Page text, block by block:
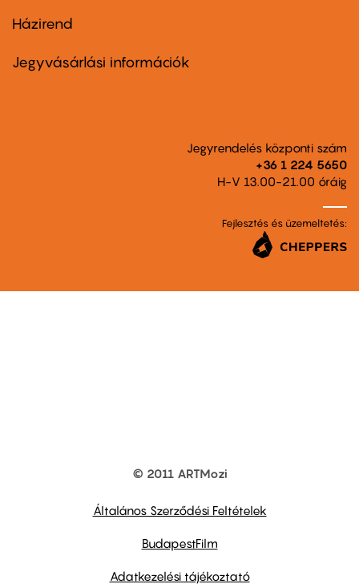
Footer
second
Házirend
Jegyvásárlási információk
Jegyrendelés központi szám
+36 1 224 5650
H-V 13.00-21.00 óráig
Fejlesztés és üzemeltetés:
© 2011 ARTMozi
Általános Szerződési Feltételek
BudapestFilm
Adatkezelési tájékoztató